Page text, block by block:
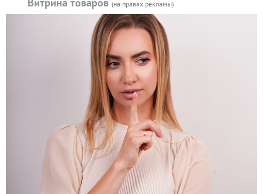
Витрина товаров (на правах рекламы)